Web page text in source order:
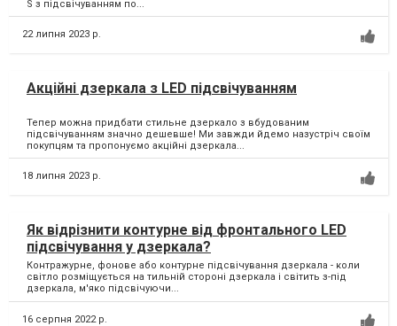
S з підсвічуванням по...
22 липня 2023 р.
Акційні дзеркала з LED підсвічуванням
Тепер можна придбати стильне дзеркало з вбудованим
підсвічуванням значно дешевше! Ми завжди йдемо назустріч своїм
покупцям та пропонуємо акційні дзеркала...
18 липня 2023 р.
Як відрізнити контурне від фронтального LED
підсвічування у дзеркала?
Контражурне, фонове або контурне підсвічування дзеркала - коли
світло розміщується на тильній стороні дзеркала і світить з-під
дзеркала, м'яко підсвічуючи...
16 серпня 2022 р.